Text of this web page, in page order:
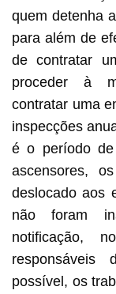
quem detenha
para além de
de contratar
proceder à
contratar uma
inspecções
é o período
ascensores,
deslocado aos
não foram
notificação,
responsáveis
possível, os